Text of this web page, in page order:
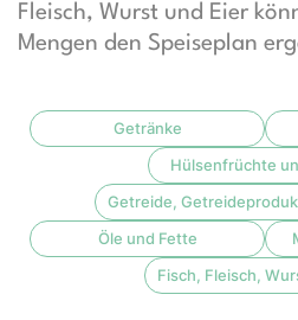
Fleisch, Wurst und Eier
Mengen den Speiseplan
Getränke
Hülsenfrüchte
Getreide,
Öle und Fette
Fisch, Fleisch,